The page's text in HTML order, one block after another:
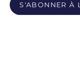
S'ABONNER À